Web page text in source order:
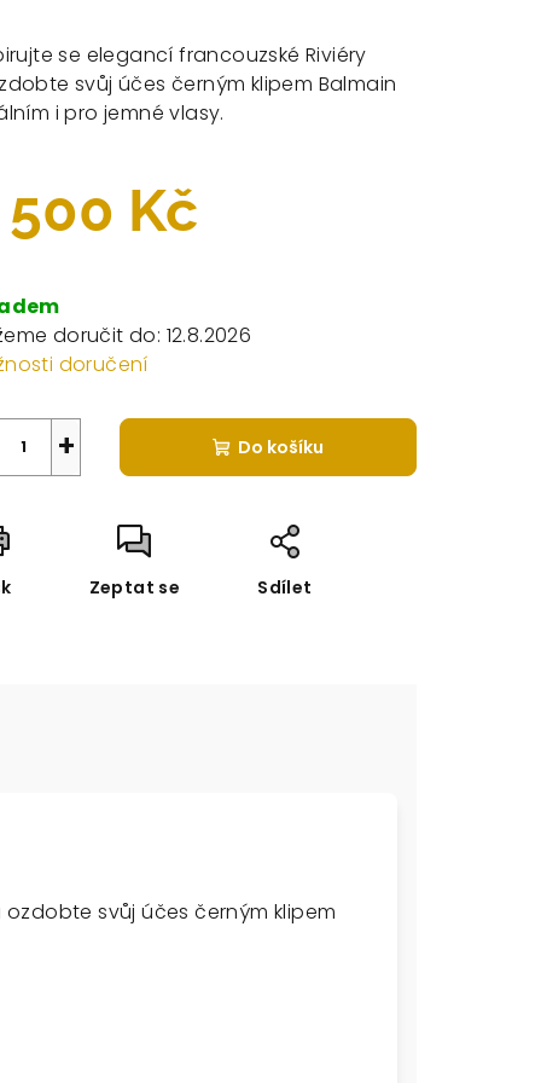
se elegancí francouzské Riviéry
svůj účes černým klipem Balmain
i pro jemné vlasy.
500 Kč
doručit do: 12.8.2026
doručení
+ Do košíku
Zeptat se Sdílet
svůj účes černým klipem